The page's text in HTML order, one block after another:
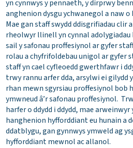
yn cynnwys y pennaeth, y dirprwy
anghenion dysgu ychwanegol a naw
Mae gan staff swydd ddisgrifiadau clir
rheolwyr llinell yn cynnal
sail y safonau proffesiynol ar gyfer
rolau a chyfrifoldebau unigol ar gyfer
staff yn cael cyfleoedd gwerthfawr i
trwy rannu arfer dda, arsylwi ei gilydd
rhan mewn sgyrsiau proffesiynol bob
ymwneud â’r safonau proffesiynol.
harfer o ddydd i ddydd, mae
hanghenion hyfforddiant eu hunain a
ddatblygu, gan gynnwys ymweld ag
hyfforddiant mewnol ac allanol.